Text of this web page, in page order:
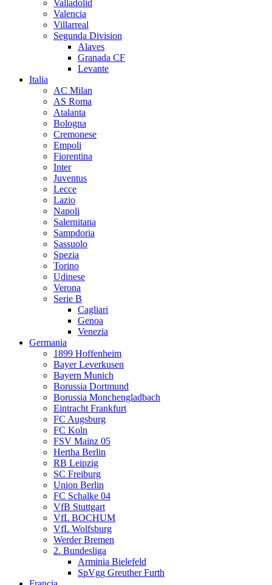
Valladolid
Valencia
Villarreal
Segunda Division
Alaves
Granada CF
Levante
Italia
AC Milan
AS Roma
Atalanta
Bologna
Cremonese
Empoli
Fiorentina
Inter
Juventus
Lecce
Lazio
Napoli
Salernitana
Sampdoria
Sassuolo
Spezia
Torino
Udinese
Verona
Serie B
Cagliari
Genoa
Venezia
Germania
1899 Hoffenheim
Bayer Leverkusen
Bayern Munich
Borussia Dortmund
Borussia Monchengladbach
Eintracht Frankfurt
FC Augsburg
FC Koln
FSV Mainz 05
Hertha Berlin
RB Leipzig
SC Freiburg
Union Berlin
FC Schalke 04
VfB Stuttgart
VfL BOCHUM
VfL Wolfsburg
Werder Bremen
2. Bundesliga
Arminia Bielefeld
SpVgg Greuther Furth